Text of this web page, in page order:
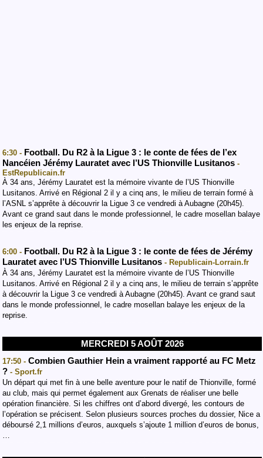
6:30 - Football. Du R2 à la Ligue 3 : le conte de fées de l’ex
Nancéien Jérémy Lauratet avec l’US Thionville Lusitanos -
EstRepublicain.fr
À 34 ans, Jérémy Lauratet est la mémoire vivante de l’US Thionville
Lusitanos. Arrivé en Régional 2 il y a cinq ans, le milieu de terrain formé à
l’ASNL s’apprête à découvrir la Ligue 3 ce vendredi à Aubagne (20h45).
Avant ce grand saut dans le monde professionnel, le cadre mosellan balaye
les enjeux de la reprise.
6:00 - Football. Du R2 à la Ligue 3 : le conte de fées de Jérémy
Lauratet avec l’US Thionville Lusitanos - Republicain-Lorrain.fr
À 34 ans, Jérémy Lauratet est la mémoire vivante de l’US Thionville
Lusitanos. Arrivé en Régional 2 il y a cinq ans, le milieu de terrain s’apprête
à découvrir la Ligue 3 ce vendredi à Aubagne (20h45). Avant ce grand saut
dans le monde professionnel, le cadre mosellan balaye les enjeux de la
reprise.
MERCREDI 5 AOÛT 2026
17:50 - Combien Gauthier Hein a vraiment rapporté au FC Metz
? - Sport.fr
Un départ qui met fin à une belle aventure pour le natif de Thionville, formé
au club, mais qui permet également aux Grenats de réaliser une belle
opération financière. Si les chiffres ont d’abord divergé, les contours de
l’opération se précisent. Selon plusieurs sources proches du dossier, Nice a
déboursé 2,1 millions d’euros, auxquels s’ajoute 1 million d’euros de bonus,
…